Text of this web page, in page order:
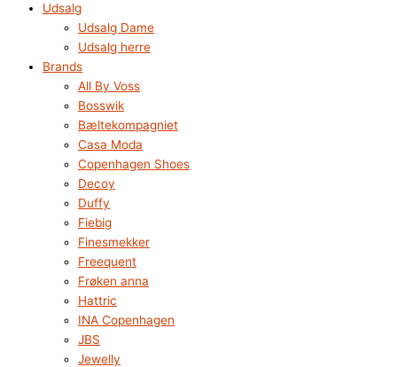
Udsalg
Udsalg Dame
Udsalg herre
Brands
All By Voss
Bosswik
Bæltekompagniet
Casa Moda
Copenhagen Shoes
Decoy
Duffy
Fiebig
Finesmekker
Freequent
Frøken anna
Hattric
INA Copenhagen
JBS
Jewelly